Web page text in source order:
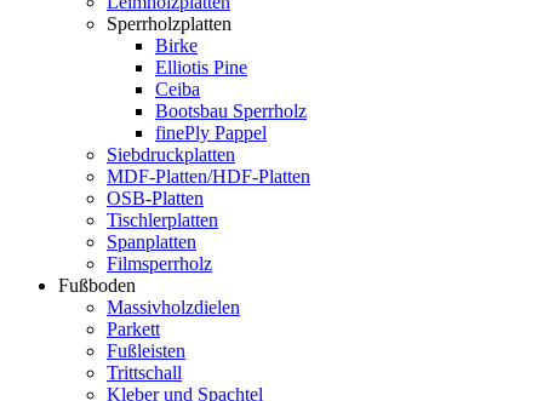
Sperrholzplatten
Birke
Elliotis Pine
Ceiba
Bootsbau Sperrholz
finePly Pappel
Siebdruckplatten
MDF-Platten/HDF-Platten
OSB-Platten
Tischlerplatten
Spanplatten
Filmsperrholz
Fußboden
Massivholzdielen
Parkett
Fußleisten
Trittschall
Kleber und Spachtel